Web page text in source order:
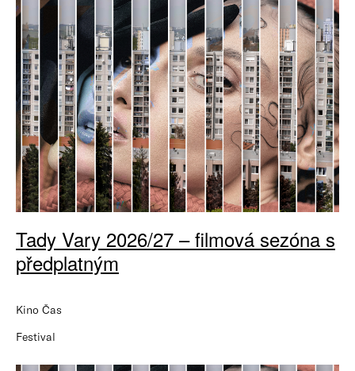
Tady Vary 2026/27 – filmová sezóna s
předplatným
Kino Čas
Festival